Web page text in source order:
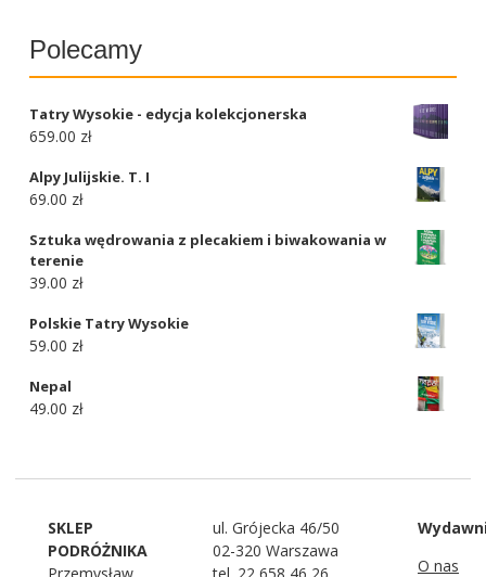
Polecamy
Tatry Wysokie - edycja kolekcjonerska
659.00 zł
Alpy Julijskie. T. I
69.00 zł
Sztuka wędrowania z plecakiem i biwakowania w
terenie
39.00 zł
Polskie Tatry Wysokie
59.00 zł
Nepal
49.00 zł
SKLEP
PODRÓŻNIKA
ul. Grójecka 46/50
02-320 Warszawa
O nas